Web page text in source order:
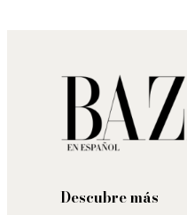
Descubre más